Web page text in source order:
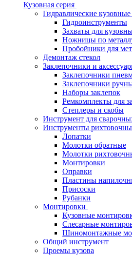
Кузовная серия
Гидравлические
Гидроинструменты
Захваты для
Ножницы по
Пробойники для
Демонтаж стекол
Заклепочники и
Заклепочники
Заклепочники
Наборы заклепок
Ремкомплекты для
Степлеры и скобы
Инструмент для
Инструменты
Лопатки
Молотки обратные
Молотки
Монтировки
Оправки
Пластины
Присоски
Рубанки
Монтировки
Кузовные
Слесарные
Шиномонтажные
Общий инструмент
Проемы кузова